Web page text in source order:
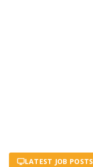
LATEST JOB POSTS